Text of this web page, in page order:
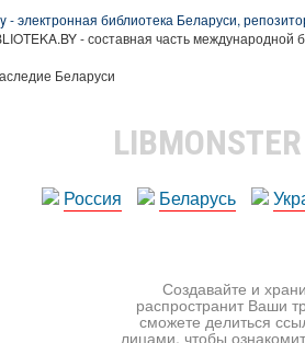
- электронная библиотека Беларуси,
- составная часть международной
Беларуси
Россия Беларусь
Создавайте и
распространит Ваши
сможете делиться
лицами, чтобы